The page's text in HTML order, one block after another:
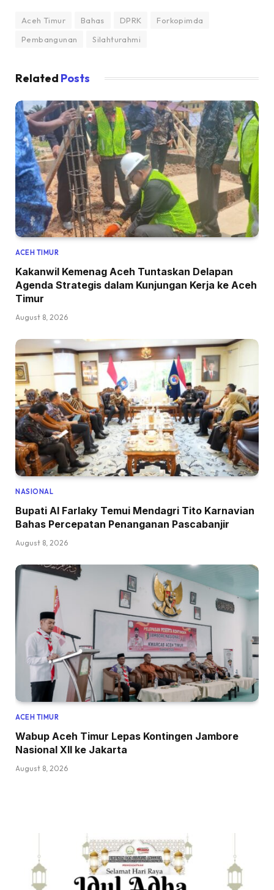
Aceh Timur Bahas DPRK
Forkopimda
Pembangunan
Silahturahmi
Related Posts
ACEH TIMUR
Kakanwil Kemenag Aceh Tuntaskan Delapan
Agenda Strategis dalam Kunjungan Kerja ke Aceh
Timur
August 8, 2026
NASIONAL
Bupati Al Farlaky Temui Mendagri Tito Karnavian
Bahas Percepatan Penanganan Pascabanjir
August 8, 2026
ACEH TIMUR
Wabup Aceh Timur Lepas Kontingen Jambore
Nasional XII ke Jakarta
August 8, 2026